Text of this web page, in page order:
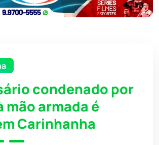
condenado por
mão armada é
Carinhanha